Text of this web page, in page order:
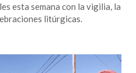
esta semana con la vigilia, la
litúrgicas.